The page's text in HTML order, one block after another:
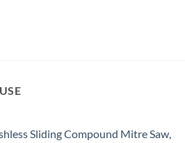
Sliding Compound Mitre Saw,